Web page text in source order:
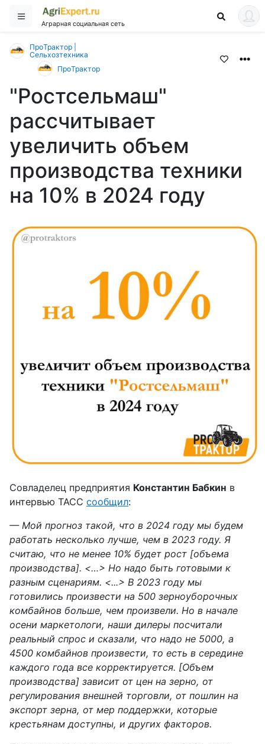
Аграрная социальная сеть
ПроТрактор |
Сельхозтехника
ПроТрактор
"Ростсельмаш"
рассчитывает
увеличить объем
производства техники
на 10% в 2024 году
Совладелец предприятия Константин Бабкин в
интервью ТАСС сообщил:
— Мой прогноз такой, что в 2024 году мы будем
работать несколько лучше, чем в 2023 году. Я
считаю, что не менее 10% будет рост [объема
производства]. <…> Но надо быть готовыми к
разным сценариям. <...> В 2023 году мы
готовились произвести на 500 зерноуборочных
комбайнов больше, чем произвели. Но в начале
осени маркетологи, наши дилеры посчитали
реальный спрос и сказали, что надо не 5000, а
4500 комбайнов произвести, то есть в середине
каждого года все корректируется. [Объем
производства] зависит от цен на зерно, от
регулирования внешней торговли, от пошлин на
экспорт зерна, от мер поддержки, которые
крестьянам доступны, и других факторов.